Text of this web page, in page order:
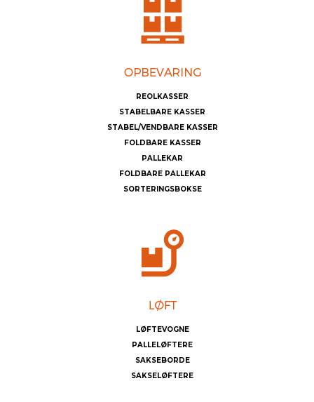
REOLKASSER
STABELBARE KASSER
STABEL/VENDBARE KASSER
FOLDBARE KASSER
PALLEKAR
FOLDBARE PALLEKAR
SORTERINGSBOKSE
LØFTEVOGNE
PALLELØFTERE
SAKSEBORDE
SAKSELØFTERE